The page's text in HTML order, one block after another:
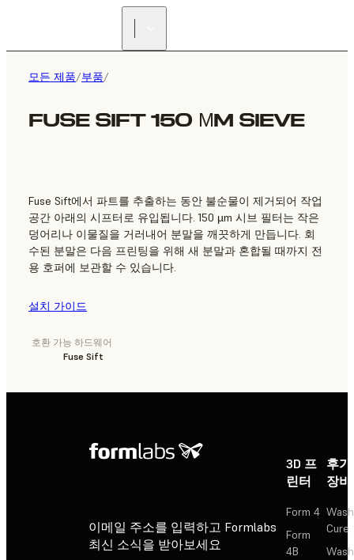
모든 제품/부품/
FUSE SIFT 150 ΜM SIEVE
Fuse Sift에서 파트를 추출하는 동안 불순물이 제거되어 작업
공간 아래의 시프터로 유입됩니다. 150 µm 시브 필터는 작은
덩어리나 이물질을 거러내어 분말을 깨끗하게 만듭니다. 회
수된 분말은 다음 프린팅을 위해 새 분말과 혼합될 때까지 전
용 호퍼에 보관할 수 있습니다.
설치 가이드
호환 가능 하드웨어
Fuse Sift
이메일 주소를 입력하고 Formlabs
최신 소식을 받아보세요
3D 프
린터
Form 4
Form
4B
후
장비
Cure